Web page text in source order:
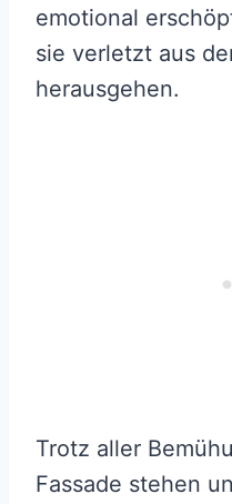
emotional
sie verletzt aus
herausgehen.
Trotz aller
Fassade stehen